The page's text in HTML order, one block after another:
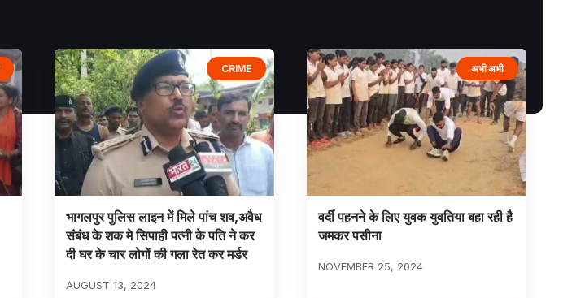
CRIME
भागलपुर पुलिस लाइन में मिले पांच शव,अवैध
संबंध के शक मे सिपाही पत्नी के पति ने कर
दी घर के चार लोगों की गला रेत कर मर्डर
AUGUST 13, 2024
अभी अभी
वर्दी पहनने के लिए युवक युवतिया बहा रही है
जमकर पसीना
NOVEMBER 25, 2024